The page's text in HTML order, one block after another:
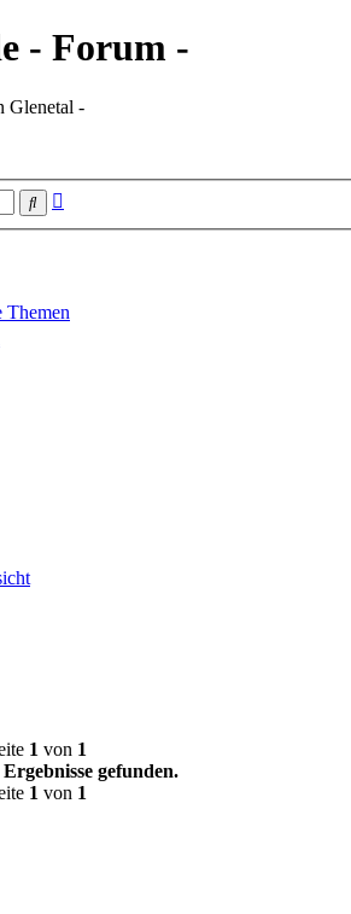
- Forum -
Glenetal -
Suche
Themen
1 von 1
gefunden.
1 von 1